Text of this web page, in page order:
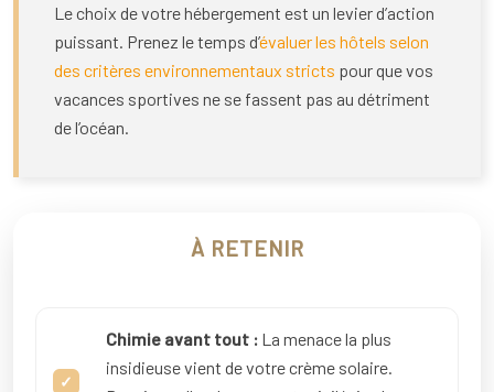
Le choix de votre hébergement est un levier d’action
puissant. Prenez le temps d’évaluer les hôtels selon
des critères environnementaux stricts pour que vos
vacances sportives ne se fassent pas au détriment
de l’océan.
À RETENIR
Chimie avant tout : La menace la plus
insidieuse vient de votre crème solaire.